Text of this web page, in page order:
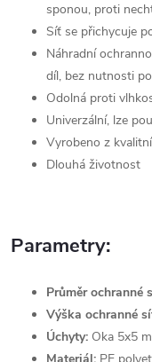
sponou, proti
Síť se přichycuje
Náhradní
díl, bez nutnosti
Odolná proti
Univerzální, lze
Vyrobeno z
Dlouhá životnost
Parametry:
Průměr ochranné
Výška ochranné
Úchyty: Oka 5x5